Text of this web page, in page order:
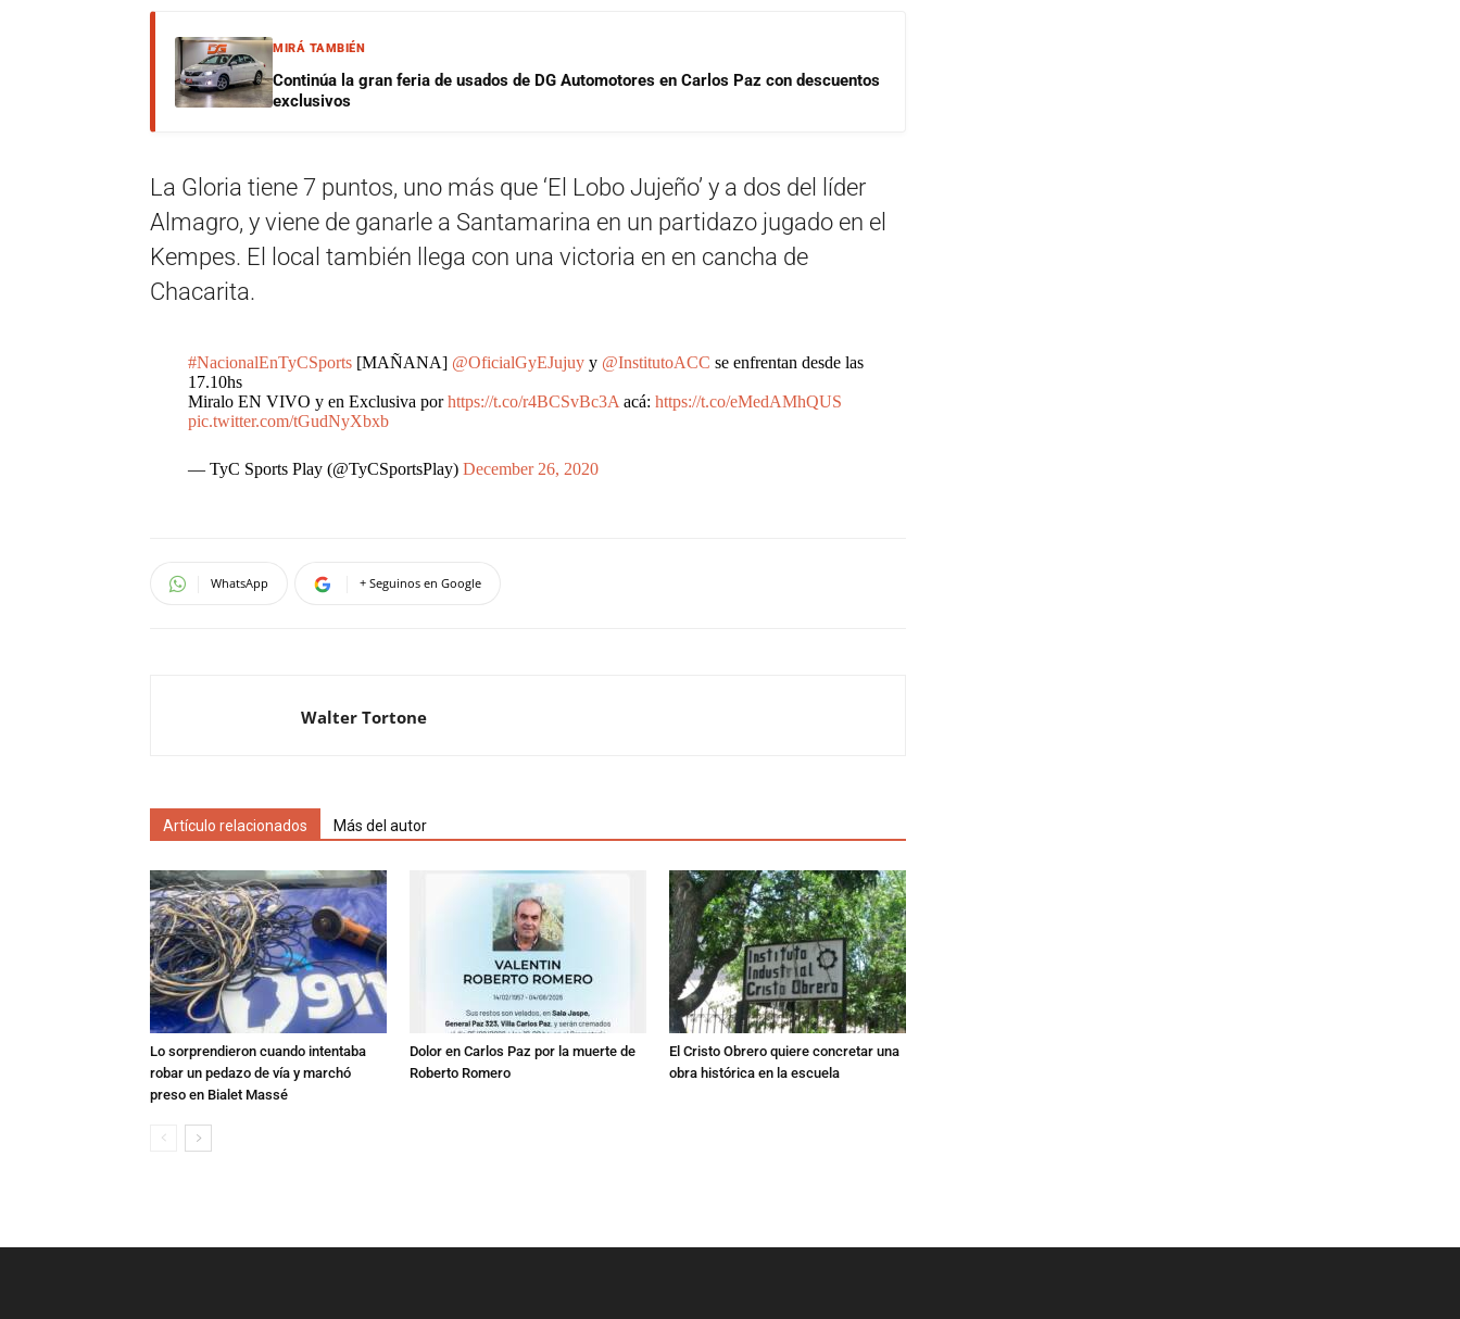
MIRÁ TAMBIÉN
Continúa la gran feria de usados de DG Automotores en Carlos Paz con descuentos
exclusivos
La Gloria tiene 7 puntos, uno más que ‘El Lobo Jujeño’ y a dos del líder
Almagro, y viene de ganarle a Santamarina en un partidazo jugado en el
Kempes. El local también llega con una victoria en en cancha de
Chacarita.
#NacionalEnTyCSports[MAÑANA] @OficialGyEJujuyy @InstitutoACC se enfrentan desde las
17.10hs
Miralo EN VIVO y en Exclusiva porhttps://t.co/r4BCSvBc3A acá: https://t.co/eMedAMhQUS
pic.twitter.com/tGudNyXbxb
— TyC Sports Play (@TyCSportsPlay) December 26, 2020
WhatsApp + Seguinos en Google
Walter Tortone
Artículo relacionados Más del autor
Lo sorprendieron cuando intentaba
robar un pedazo de vía y marchó
preso en Bialet Massé
Dolor en Carlos Paz por la muerte de
Roberto Romero
El Cristo Obrero quiere concretar una
obra histórica en la escuela